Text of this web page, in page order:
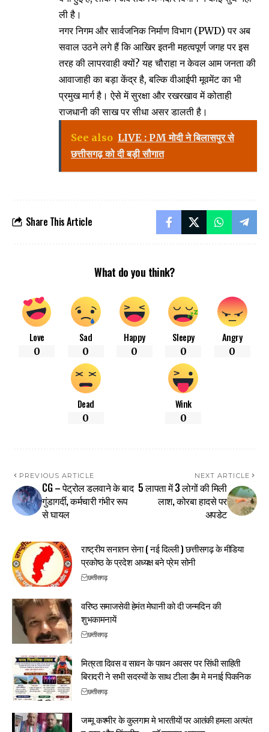
ली है।
नगर निगम और सार्वजनिक निर्माण विभाग (PWD) पर अब
सवाल उठने लगे हैं कि आखिर इतनी महत्वपूर्ण जगह पर इस
तरह की लापरवाही क्यों? यह चौराहा न केवल आम जनता की
आवाजाही का बड़ा केंद्र है, बल्कि वीआईपी मूवमेंट का भी
प्रमुख मार्ग है। ऐसे में सुरक्षा और रखरखाव में कोताही
राजधानी की साख पर सीधा असर डालती है।
See also LIVE : PM मोदी ने बिलासपुर से
छत्तीसगढ़ को दी बड़ी सौगात
Share This Article
What do you think?
Love
0
Sad
0
Happy
0
Sleepy
0
Angry
0
Dead
0
Wink
0
PREVIOUS ARTICLE
CG – पेट्रोल डलवाने के बाद
गुंडागर्दी, कर्मचारी गंभीर रूप
से घायल
NEXT ARTICLE
5 लापता में 3 लोगों की मिली
लाश, कोरबा हादसे पर
अपडेट
राष्ट्रीय सनातन सेना ( नई दिल्ली ) छत्तीसगढ़ के मीडिया
प्रकोष्ठ के प्रदेश अध्यक्ष बने प्रेम सोनी
छत्तीसगढ़
वरिष्ठ समाजसेवी हेमंत मेघानी को दी जन्मदिन की
शुभकामनायें
छत्तीसगढ़
मित्रता दिवस व सावन के पावन अवसर पर सिंधी साहिती
बिरादरी ने सभी सदस्यों के साथ टीला डैम मे मनाई पिकनिक
छत्तीसगढ़
जम्मू कश्मीर के कुलगाम मे भारतीयों पर आतंकी हमला अत्यंत